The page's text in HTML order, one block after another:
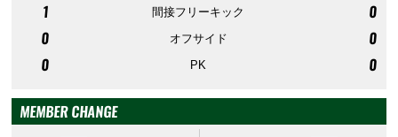
1
間接フリーキック
0
0
オフサイド
0
0
PK 0
MEMBER CHANGE